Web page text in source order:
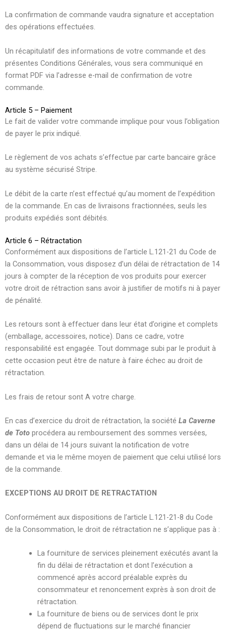
La confirmation de commande vaudra signature et acceptation
des opérations effectuées.
Un récapitulatif des informations de votre commande et des
présentes Conditions Générales, vous sera communiqué en
format PDF via l’adresse e-mail de confirmation de votre
commande.
Article 5 – Paiement
Le fait de valider votre commande implique pour vous l’obligation
de payer le prix indiqué.
Le règlement de vos achats s’effectue par carte bancaire grâce
au système sécurisé Stripe.
Le débit de la carte n’est effectué qu’au moment de l’expédition
de la commande. En cas de livraisons fractionnées, seuls les
produits expédiés sont débités.
Article 6 – Rétractation
Conformément aux dispositions de l’article L.121-21 du Code de
la Consommation, vous disposez d’un délai de rétractation de 14
jours à compter de la réception de vos produits pour exercer
votre droit de rétraction sans avoir à justifier de motifs ni à payer
de pénalité.
Les retours sont à effectuer dans leur état d’origine et complets
(emballage, accessoires, notice). Dans ce cadre, votre
responsabilité est engagée. Tout dommage subi par le produit à
cette occasion peut être de nature à faire échec au droit de
rétractation.
Les frais de retour sont A votre charge.
En cas d’exercice du droit de rétractation, la société La Caverne
de Toto procédera au remboursement des sommes versées,
dans un délai de 14 jours suivant la notification de votre
demande et via le même moyen de paiement que celui utilisé lors
de la commande.
EXCEPTIONS AU DROIT DE RETRACTATION
Conformément aux dispositions de l’article L.121-21-8 du Code
de la Consommation, le droit de rétractation ne s’applique pas à :
La fourniture de services pleinement exécutés avant la
fin du délai de rétractation et dont l’exécution a
commencé après accord préalable exprès du
consommateur et renoncement exprès à son droit de
rétractation.
La fourniture de biens ou de services dont le prix
dépend de fluctuations sur le marché financier